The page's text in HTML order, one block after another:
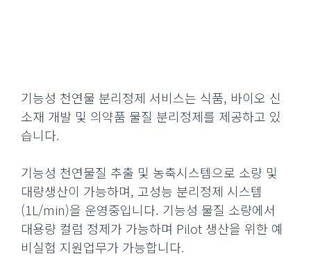
기능성 천연물 분리정제 서비스는 식품, 바이오 신
소재 개발 및 의약품 물질 분리정제를 제공하고 있
습니다.
기능성 천연물질 추출 및 농축시스템으로 소량 및
대량생산이 가능하며, 고성능 분리정제 시스템
(1L/min)을 운영중입니다. 기능성 물질 소량에서
대용량 컬럼 정제가 가능하며 Pilot 생산을 위한 예
비실험 지원업무가 가능합니다.